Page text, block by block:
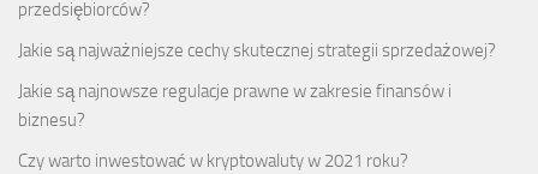
przedsiębiorców?
Jakie są najważniejsze cechy skutecznej strategii sprzedażowej?
Jakie są najnowsze regulacje prawne w zakresie finansów i
biznesu?
Czy warto inwestować w kryptowaluty w 2021 roku?